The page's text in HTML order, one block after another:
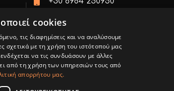
cookies
τις διαφημίσεις και να αναλύσουμε
σχετικά με τη χρήση του ιστότοπού μας
να τις συνδυάσουν με άλλες
από τη χρήση των υπηρεσιών τους από
απορρήτου μας.